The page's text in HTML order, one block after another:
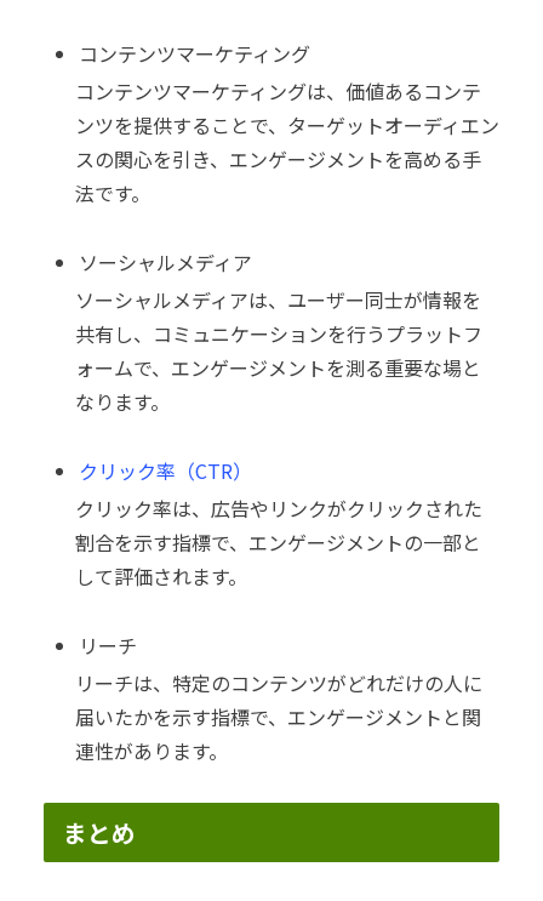
コンテンツマーケティング
コンテンツマーケティングは、価値あるコンテ
ンツを提供することで、ターゲットオーディエン
スの関心を引き、エンゲージメントを高める手
法です。
ソーシャルメディア
ソーシャルメディアは、ユーザー同士が情報を
共有し、コミュニケーションを行うプラットフ
ォームで、エンゲージメントを測る重要な場と
なります。
クリック率（CTR）
クリック率は、広告やリンクがクリックされた
割合を示す指標で、エンゲージメントの一部と
して評価されます。
リーチ
リーチは、特定のコンテンツがどれだけの人に
届いたかを示す指標で、エンゲージメントと関
連性があります。
まとめ